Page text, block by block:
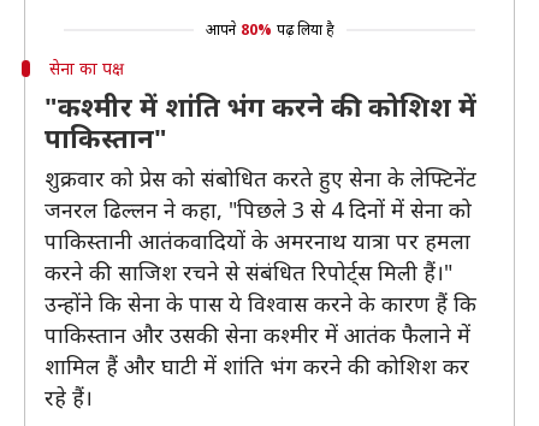
आपने 80% पढ़ लिया है
सेना का पक्ष
"कश्मीर में शांति भंग करने की कोशिश में
पाकिस्तान"
शुक्रवार को प्रेस को संबोधित करते हुए सेना के लेफ्टिनेंट
जनरल ढिल्लन ने कहा, "पिछले 3 से 4 दिनों में सेना को
पाकिस्तानी आतंकवादियों के अमरनाथ यात्रा पर हमला
करने की साजिश रचने से संबंधित रिपोर्ट्स मिली हैं।"
उन्होंने कि सेना के पास ये विश्वास करने के कारण हैं कि
पाकिस्तान और उसकी सेना कश्मीर में आतंक फैलाने में
शामिल हैं और घाटी में शांति भंग करने की कोशिश कर
रहे हैं।